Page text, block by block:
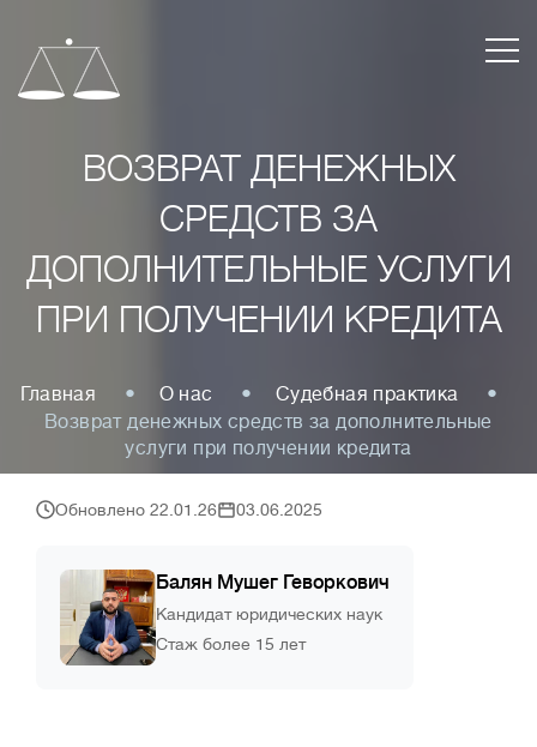
ВОЗВРАТ ДЕНЕЖНЫХ
СРЕДСТВ ЗА
ДОПОЛНИТЕЛЬНЫЕ УСЛУГИ
ПРИ ПОЛУЧЕНИИ КРЕДИТА
Главная О нас
Судебная практика
Возврат денежных средств за дополнительные
услуги при получении кредита
Обновлено 22.01.26 03.06.2025
Балян Мушег Геворкович
Кандидат юридических наук
Стаж более 15 лет